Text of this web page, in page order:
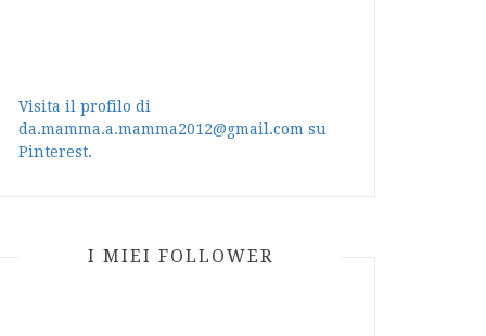
Visita il profilo di
da.mamma.a.mamma2012@gmail.com su
Pinterest.
I MIEI FOLLOWER